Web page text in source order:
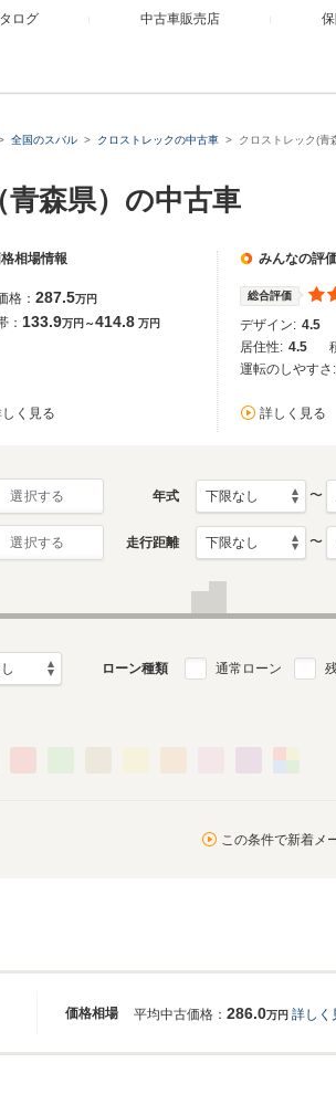
ログ 中古車販売店
全国のスバル クロストレックの中古車 クロストレック(青
森県）の中古車
相場情報
格： 287.5万円
： 133.9万円～414.8 万円
く見る
みんなの評
総合評価
デザイン: 4.5
居住性: 4.5
運転のしやすさ:
詳しく見る
選択する 年式 〜
選択する 走行距離 〜
ローン種類 通常ローン
この条件で新着メ
価格相場 平均中古価格： 286.0万円 詳しく